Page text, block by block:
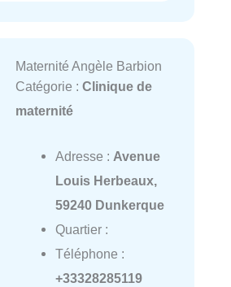
Maternité Angèle Barbion
Catégorie : Clinique de
maternité
Adresse : Avenue
Louis Herbeaux,
59240 Dunkerque
Quartier :
Téléphone :
+33328285119